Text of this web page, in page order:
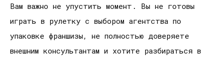
Вам важно не упустить момент. Вы не готовы
играть в рулетку с выбором агентства по
упаковке франшизы, не полностью доверяете
внешним консультантам и хотите разбираться в